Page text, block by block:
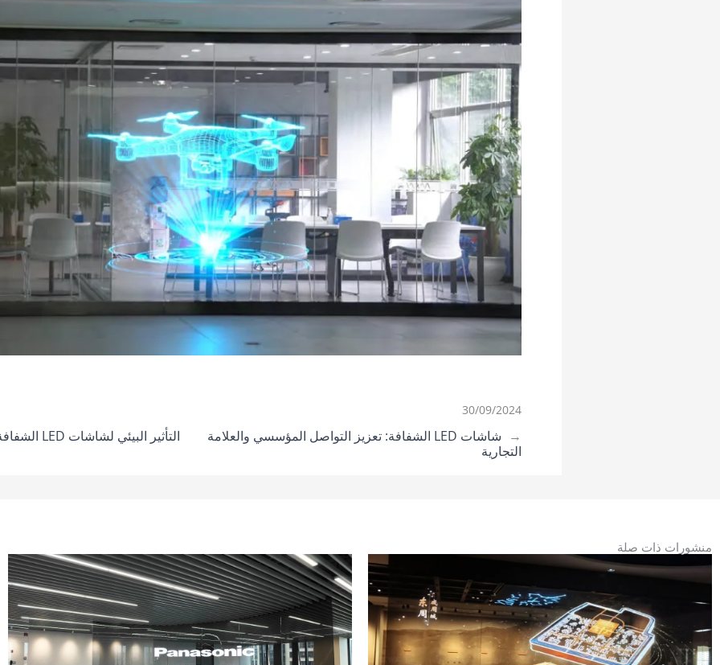
30/09/2024
←
شاشات LED الشفافة: تعزيز التواصل المؤسسي والعلامة
التجارية
التأثير البيئي لشاشات LED الشفافة على البيئة
منشورات ذات صلة